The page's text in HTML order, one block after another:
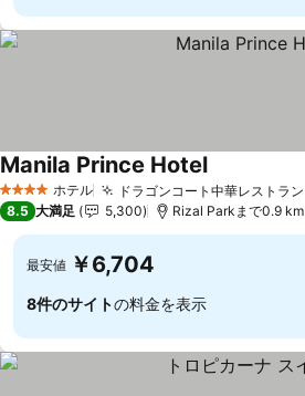
4 ホテルのランク
ホテル ドラゴンコート中華レストラン
Manila Prince Hotel
8.5 大満足 5,300 Rizal Parkまで0.9 km
最安値 ￥6,704
8件のサイトの料金を表示